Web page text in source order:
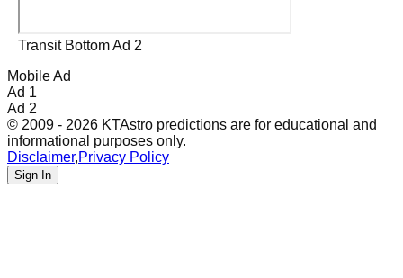
Transit Bottom Ad 2
Mobile Ad
Ad 1
Ad 2
© 2009 - 2026 KTAstro predictions are for educational and
informational purposes only.
Disclaimer,Privacy Policy
Sign In